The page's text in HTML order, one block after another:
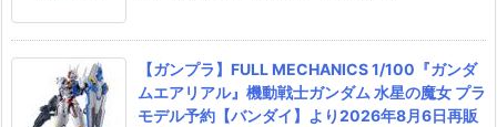
【ガンプラ】FULL MECHANICS 1/100『ガンダ
ムエアリアル』機動戦士ガンダム 水星の魔女 プラ
モデル予約【バンダイ】より2026年8月6日再販